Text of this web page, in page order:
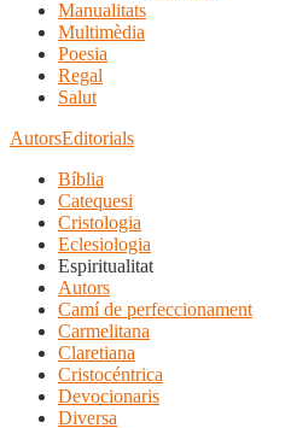
Manualitats
Multimèdia
Poesia
Regal
Salut
AutorsEditorials
Bíblia
Catequesi
Cristologia
Eclesiologia
Espiritualitat
Autors
Camí de perfeccionament
Carmelitana
Claretiana
Cristocéntrica
Devocionaris
Diversa